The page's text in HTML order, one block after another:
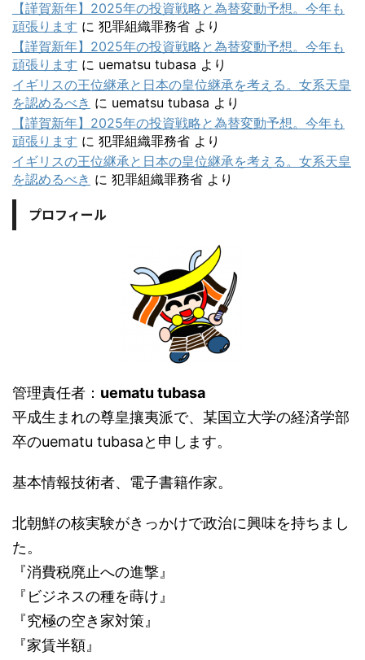
【謹賀新年】2025年の投資戦略と為替変動予想。今年も
頑張ります に 犯罪組織罪務省 より
【謹賀新年】2025年の投資戦略と為替変動予想。今年も
頑張ります に uematsu tubasa より
イギリスの王位継承と日本の皇位継承を考える。女系天皇
を認めるべき に uematsu tubasa より
【謹賀新年】2025年の投資戦略と為替変動予想。今年も
頑張ります に 犯罪組織罪務省 より
イギリスの王位継承と日本の皇位継承を考える。女系天皇
を認めるべき に 犯罪組織罪務省 より
プロフィール
管理責任者： uematu tubasa
平成生まれの尊皇攘夷派で、某国立大学の経済学部
卒のuematu tubasaと申します。
基本情報技術者、電子書籍作家。
北朝鮮の核実験がきっかけで政治に興味を持ちまし
た。
『消費税廃止への進撃』
『ビジネスの種を蒔け』
『究極の空き家対策』
『家賃半額』